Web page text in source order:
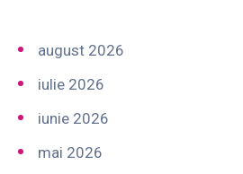
august 2026
iulie 2026
iunie 2026
mai 2026